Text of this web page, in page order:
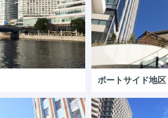
ポートサイド地区